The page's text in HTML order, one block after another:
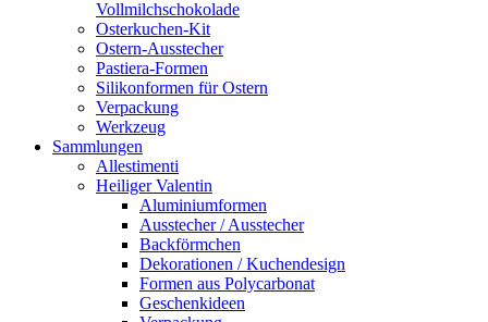
Vollmilchschokolade
Osterkuchen-Kit
Ostern-Ausstecher
Pastiera-Formen
Silikonformen für Ostern
Verpackung
Werkzeug
Sammlungen
Allestimenti
Heiliger Valentin
Aluminiumformen
Ausstecher / Ausstecher
Backförmchen
Dekorationen / Kuchendesign
Formen aus Polycarbonat
Geschenkideen